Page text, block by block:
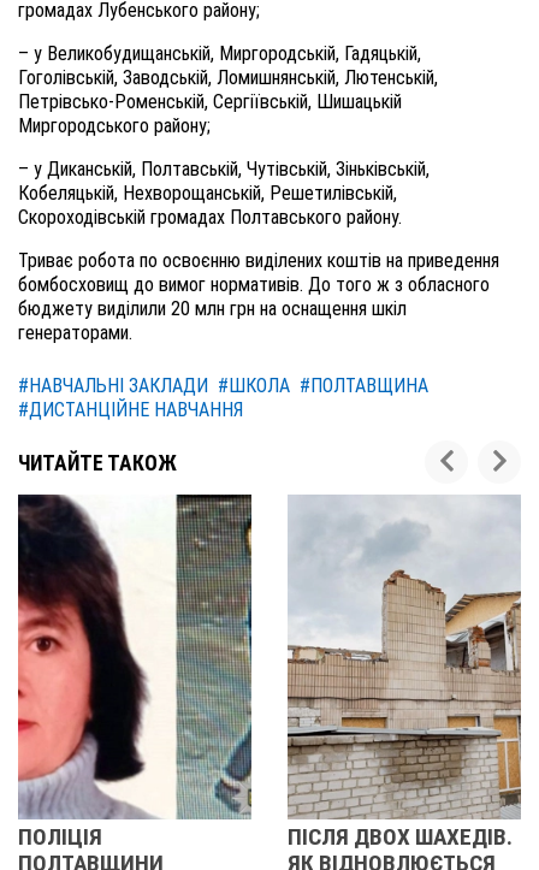
громадах Лубенського району;
– у Великобудищанській, Миргородській, Гадяцькій,
Гоголівській, Заводській, Ломишнянській, Лютенській,
Петрівсько-Роменській, Сергіївській, Шишацькій
Миргородського району;
– у Диканській, Полтавській, Чутівській, Зіньківській,
Кобеляцькій, Нехворощанській, Решетилівській,
Скороходівській громадах Полтавського району.
Триває робота по освоєнню виділених коштів на приведення
бомбосховищ до вимог нормативів. До того ж з обласного
бюджету виділили 20 млн грн на оснащення шкіл
генераторами.
#НАВЧАЛЬНІ ЗАКЛАДИ #ШКОЛА #ПОЛТАВЩИНА
#ДИСТАНЦІЙНЕ НАВЧАННЯ
ЧИТАЙТЕ ТАКОЖ
ПІСЛЯ ДВОХ ШАХЕДІВ.
ЯК ВІДНОВЛЮЄТЬСЯ